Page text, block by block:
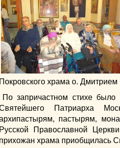
Покровского храма о.
По запричастном стихе было
Патриарха
пастырям,
Русской Православной
прихожан храма приобщилась